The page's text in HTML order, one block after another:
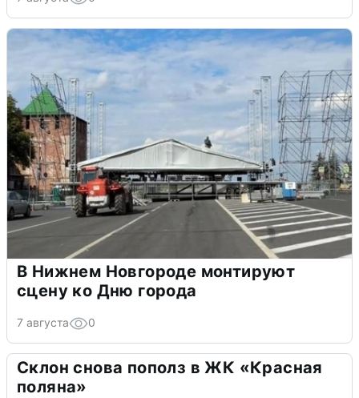
В Нижнем Новгороде монтируют
сцену ко Дню города
7 августа 0
Склон снова пополз в ЖК «Красная
поляна»